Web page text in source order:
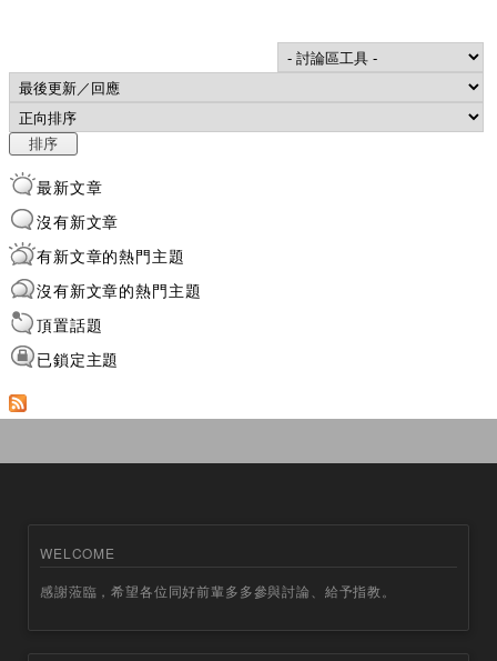
Order by
排序
最新文章
沒有新文章
有新文章的熱門主題
沒有新文章的熱門主題
頂置話題
已鎖定主題
WELCOME
感謝蒞臨，希望各位同好前輩多多參與討論、給予指教。